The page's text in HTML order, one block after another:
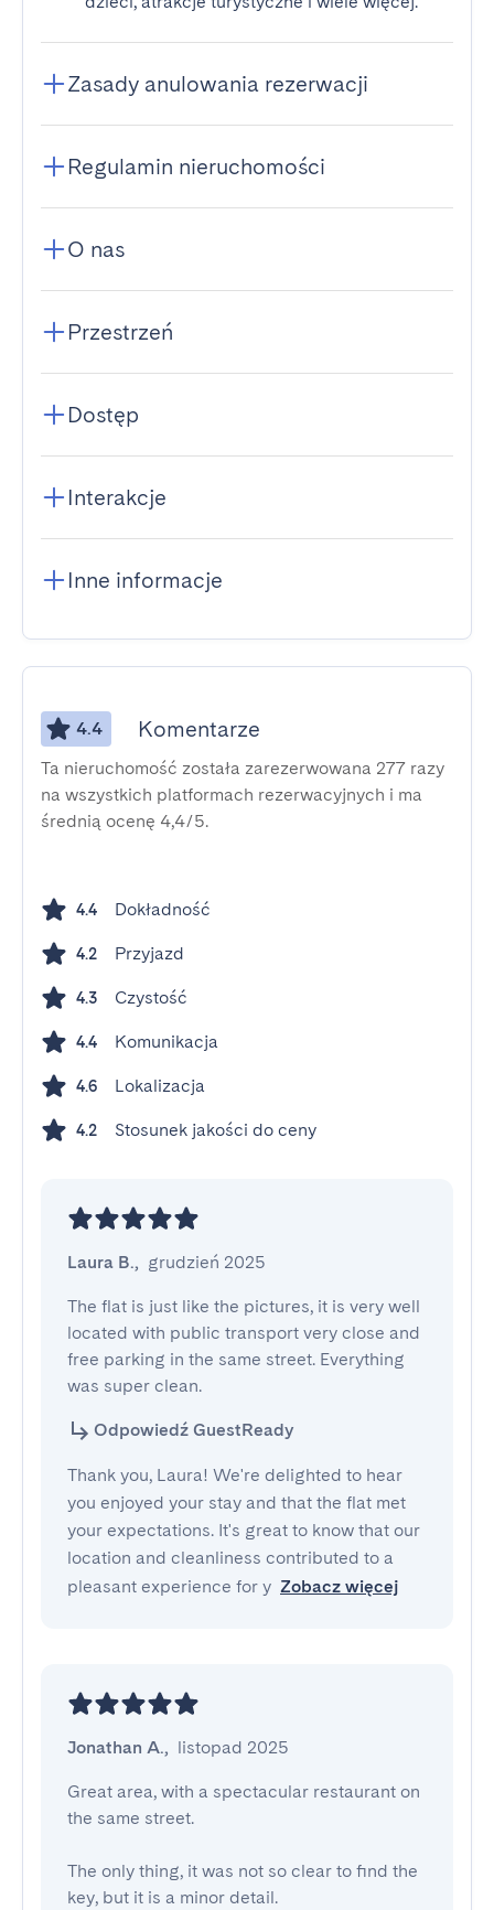
Zasady anulowania rezerwacji
Regulamin nieruchomości
O nas
Przestrzeń
Dostęp
Interakcje
Inne informacje
4.4 Komentarze
Ta nieruchomość została zarezerwowana 277 razy
na wszystkich platformach rezerwacyjnych i ma
średnią ocenę 4,4/5.
4.4 Dokładność
4.2 Przyjazd
4.3 Czystość
4.4 Komunikacja
4.6 Lokalizacja
4.2 Stosunek jakości do ceny
Laura B., grudzień 2025
The flat is just like the pictures, it is very well
located with public transport very close and
free parking in the same street. Everything
was super clean.
Odpowiedź GuestReady
Thank you, Laura! We're delighted to hear
you enjoyed your stay and that the flat met
your expectations. It's great to know that our
location and cleanliness contributed to a
pleasant experience for y Zobacz więcej
Jonathan A., listopad 2025
Great area, with a spectacular restaurant on
the same street.
The only thing, it was not so clear to find the
key, but it is a minor detail.